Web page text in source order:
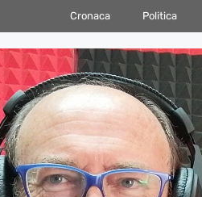
Cronaca Politica